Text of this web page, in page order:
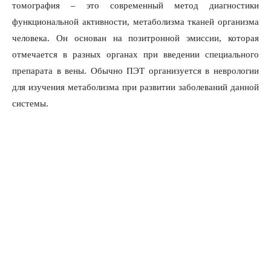
томография – это современный метод диагностики
функциональной активности, метаболизма тканей организма
человека. Он основан на позитронной эмиссии, которая
отмечается в разных органах при введении специального
препарата в вены. Обычно ПЭТ организуется в неврологии
для изучения метаболизма при развитии заболеваний данной
системы.